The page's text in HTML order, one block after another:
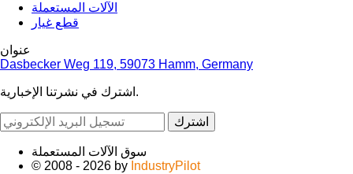
الآلات المستعملة
قطع غيار
عنوان
Dasbecker Weg 119, 59073 Hamm, Germany
اشترك في نشرتنا الإخبارية.
اشترك
سوق الآلات المستعملة
© 2008 - 2026 by IndustryPilot